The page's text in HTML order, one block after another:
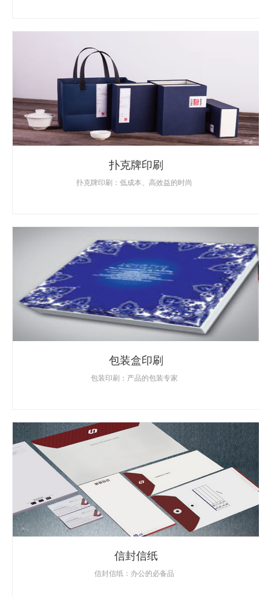
扑克牌印刷
扑克牌印刷：低成本、高效益的时尚
包装盒印刷
包装印刷：产品的包装专家
信封信纸
信封信纸：办公的必备品